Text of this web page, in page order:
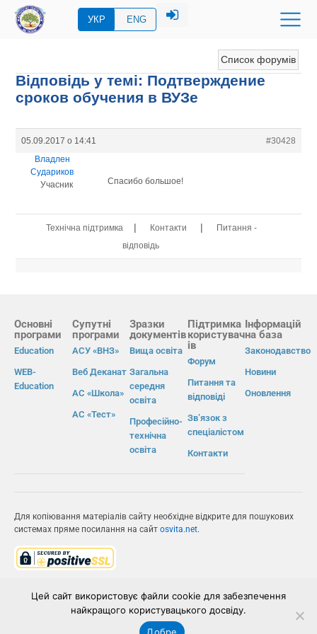
УКР ENG
Список форумів
Відповідь у темі: Подтверждение
сроков обучения в ВУЗе
05.09.2017 о 14:41
#30428
Владлен
Судариков
Учасник
Спасибо большое!
Технічна підтримка | Контакти |
Питання -
відповідь
Основні
програми
Education
WEB-
Education
Супутні
програми
АСУ «ВНЗ»
Веб Деканат
АС «Школа»
АС «Тест»
Зразки
документів
Вища освіта
Загальна
середня
освіта
Професійно-
технічна
освіта
Підтримка
користувач
ів
Форум
Питання та
відповіді
Зв’язок з
спеціалістом
Контакти
Інформацій
на база
Законодавство
Новини
Оновлення
Для копіювання матеріалів сайту необхідне відкрите для пошукових
системах пряме посилання на сайт osvita.net.
ІВС «ОСВІТА»
Цей сайт використовує файли cookie для забезпечення
найкращого користувацького досвіду.
Добре